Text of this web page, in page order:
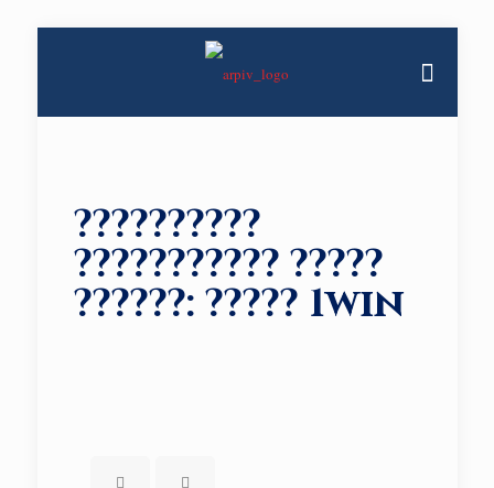
??????????
??????????? ?????
??????: ????? 1win